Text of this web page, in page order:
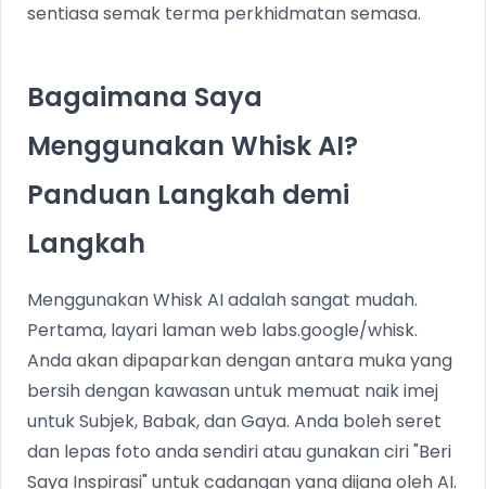
sentiasa semak terma perkhidmatan semasa.
Bagaimana Saya
Menggunakan Whisk AI?
Panduan Langkah demi
Langkah
Menggunakan Whisk AI adalah sangat mudah.
Pertama, layari laman web labs.google/whisk.
Anda akan dipaparkan dengan antara muka yang
bersih dengan kawasan untuk memuat naik imej
untuk Subjek, Babak, dan Gaya. Anda boleh seret
dan lepas foto anda sendiri atau gunakan ciri "Beri
Saya Inspirasi" untuk cadangan yang dijana oleh AI.